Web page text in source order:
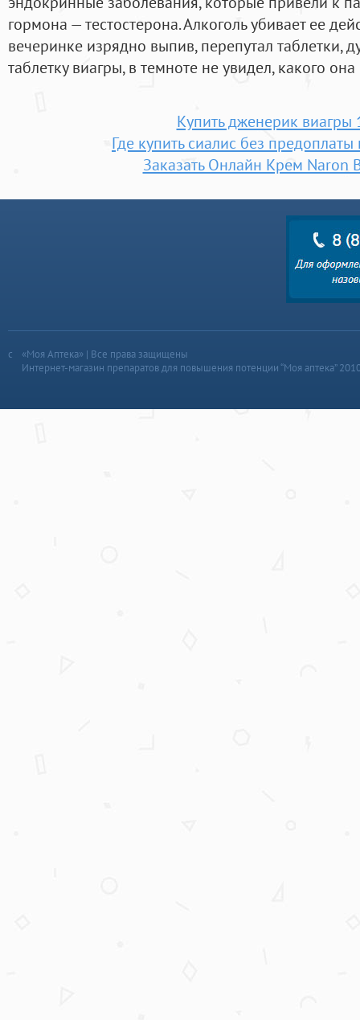
гормона — тестостерона. Алкоголь убивает ее
вечеринке изрядно выпив, перепутал таблетки,
таблетку виагры, в темноте не увидел, какого она
Купить дженерик виагры
Где купить сиалис без
Заказать Онлайн Крем Naron
«Моя Аптека» | Все права защищены
Интернет-магазин препаратов для повышения потенции “Моя аптека”